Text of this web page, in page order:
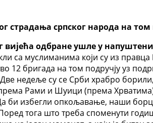
страдања српског народа на том
вијећа одбране ушле у
са муслиманима који су из
12 бригада на том подручју уз
недеље су се Срби храбро
Рами и Шуици (према
избегли опкољавање, наши
тога што треба споменути